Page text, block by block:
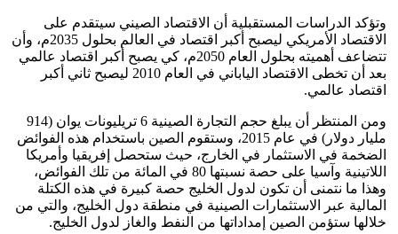
وتؤكد الدراسات المستقبلية أن الاقتصاد الصيني سيتقدم على
الاقتصاد الأمريكي ليصبح أكبر اقتصاد في العالم بحلول 2035م، وأن
تتضاعف أهميته بحلول العام 2050م، كي يصبح أكبر اقتصاد عالمي
بعد أن تخطى الاقتصاد الياباني في العام 2010 ليصبح ثاني أكبر
اقتصاد عالمي.
ومن المنتظر أن يبلغ حجم التجارة الصينية 6 تريليونات يوان (914
مليار دولار) في عام 2015، وستقوم الصين باستخدام هذه الفوائض
الضخمة في الاستثمار في الخارج، حيث ستحصل إفريقيا وأمريكا
اللاتينية وآسيا على حصة نسبتها 80 في المائة من تلك الفوائض،
وهذا ما نتمنى أن تكون لدول الخليج حصة كبيرة في هذه الكتلة
المالية عبر الاستثمارات الصينية في منطقة دول الخليج، والتي من
خلالها ستؤمن الصين إمداداتها من النفط والغاز لدول الخليج.